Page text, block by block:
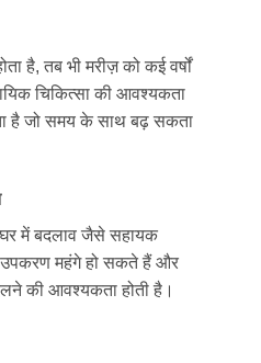
है, तब भी मरीज़ को कई वर्षों
चिकित्सा की आवश्यकता
है जो समय के साथ बढ़ सकता
में बदलाव जैसे सहायक
महंगे हो सकते हैं और
की आवश्यकता होती है।